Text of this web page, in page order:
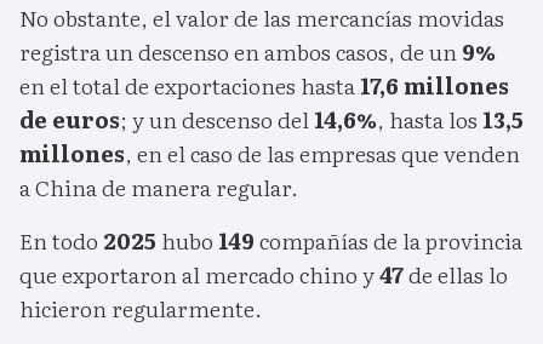
No obstante, el valor de las mercancías movidas
registra un descenso en ambos casos, de un9%
en el total de exportaciones hasta17,6 millones
de euros; y un descenso del14,6%, hasta los 13,5
millones, en el caso de las empresas que venden
a China de manera regular.
En todo 2025 hubo 149compañías de la provincia
que exportaron al mercado chino y47de ellas lo
hicieron regularmente.